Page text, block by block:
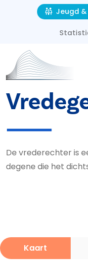
Overslaan en naar de
Second
Jeugd
De vrederechter is
degene die het
Kaart